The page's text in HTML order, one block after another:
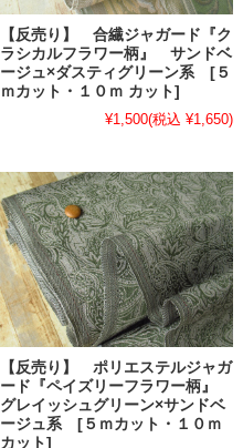
【反売り】 合繊ジャガード『ク
ラシカルフラワー柄』 サンドベ
ージュ×ダスティグリーン系 [５
ｍカット・１０ｍ カット]
¥1,500(税込 ¥1,650)
【反売り】 ポリエステルジャガ
ード『ペイズリーフラワー柄』
グレイッシュグリーン×サンドベ
ージュ系 [５ｍカット・１０ｍ
カット]